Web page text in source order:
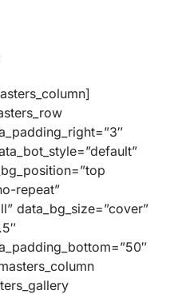
repeat”
data_bg_size=”cover”